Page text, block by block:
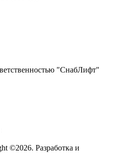
"СнабЛифт"
©2026. Разработка и